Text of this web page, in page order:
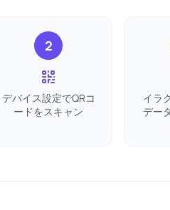
2
デバイス設定でQRコ
ードをスキャン
イラ
デー